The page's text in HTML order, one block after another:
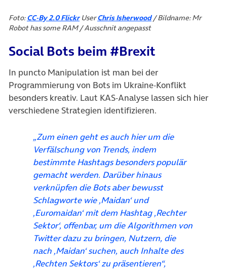
Foto:CC-By 2.0 Flickr(öffnet in neuem Tab)
UserChris Isherwood(öffnet in neuem Tab)
/ Bildname: Mr
Robot has some RAM / Ausschnit angepasst
Social Bots beim #Brexit
In puncto Manipulation ist man bei der
Programmierung von Bots im Ukraine-Konflikt
besonders kreativ. Laut KAS-Analyse lassen sich hier
verschiedene Strategien identifizieren.
„Zum einen geht es auch hier um die
Verfälschung von Trends, indem
bestimmte Hashtags besonders populär
gemacht werden. Darüber hinaus
verknüpfen die Bots aber bewusst
Schlagworte wie ‚Maidan‘ und
‚Euromaidan‘ mit dem Hashtag ‚Rechter
Sektor‘, offenbar, um die Algorithmen von
Twitter dazu zu bringen, Nutzern, die
nach ‚Maidan‘ suchen, auch Inhalte des
‚Rechten Sektors‘ zu präsentieren“,